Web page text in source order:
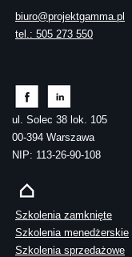
biuro@projektgamma.pl
tel.: 505 273 550
ul. Solec 38 lok. 105
00-394 Warszawa
NIP: 113-26-90-108
Szkolenia zamknięte
Szkolenia menedżerskie
Szkolenia sprzedażowe